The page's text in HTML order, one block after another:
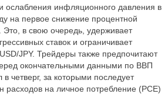
ослабления инфляционного давления в
на первое снижение процентной
в свою очередь, удерживает
ставок и ограничивает
JPY. Трейдеры также предпочитают
окончательными данными по ВВП
четверг, за которыми последует
расходов на личное потребление (PCE)